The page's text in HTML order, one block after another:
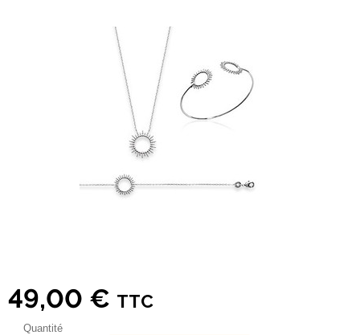
49,00 € TTC
Quantité